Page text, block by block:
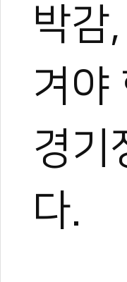
박감
겨야
경기
다.